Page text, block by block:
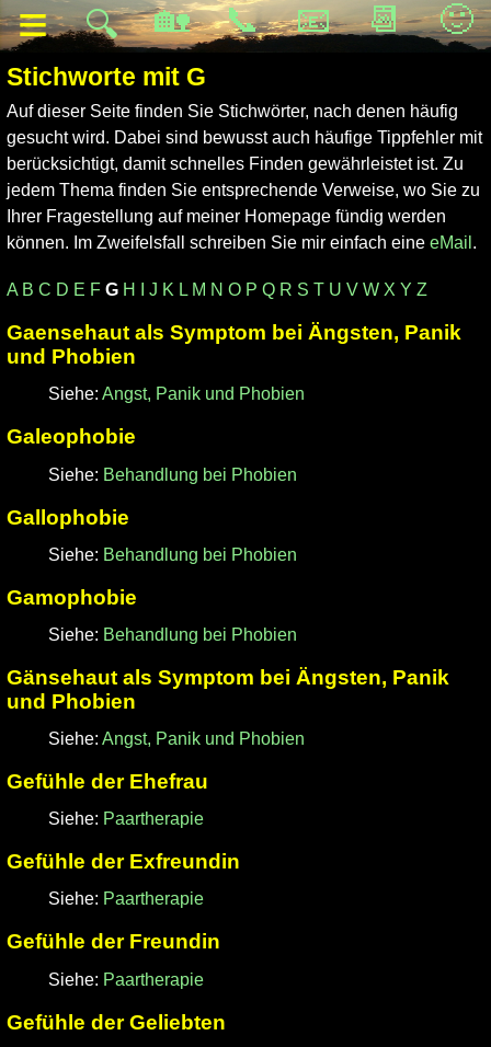
≡ 🔍 🏡 📞 📧 📆 🙂
Stichworte mit G
Auf dieser Seite finden Sie Stichwörter, nach denen häufig
gesucht wird. Dabei sind bewusst auch häufige Tippfehler mit
berücksichtigt, damit schnelles Finden gewährleistet ist. Zu
jedem Thema finden Sie entsprechende Verweise, wo Sie zu
Ihrer Fragestellung auf meiner Homepage fündig werden
können. Im Zweifelsfall schreiben Sie mir einfach eineeMail .
A B C D E F G H J K L M N O P Q R S T U V W X Y Z
Gaensehaut als Symptom bei Ängsten, Panik
und Phobien
Siehe:Angst, Panik und Phobien
Galeophobie
Siehe: Behandlung bei Phobien
Gallophobie
Siehe: Behandlung bei Phobien
Gamophobie
Siehe: Behandlung bei Phobien
Gänsehaut als Symptom bei Ängsten, Panik
und Phobien
Siehe:Angst, Panik und Phobien
Gefühle der Ehefrau
Siehe: Paartherapie
Gefühle der Exfreundin
Siehe: Paartherapie
Gefühle der Freundin
Siehe: Paartherapie
Gefühle der Geliebten